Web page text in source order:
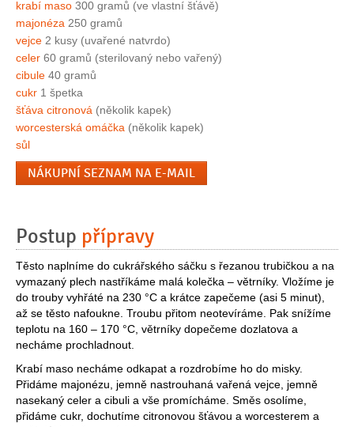
krabí maso 300 gramů (ve vlastní šťávě)
majonéza 250 gramů
vejce 2 kusy (uvařené natvrdo)
celer 60 gramů (sterilovaný nebo vařený)
cibule 40 gramů
cukr 1 špetka
šťáva citronová (několik kapek)
worcesterská omáčka (několik kapek)
sůl
NÁKUPNÍ SEZNAM NA E-MAIL
Postup přípravy
Těsto naplníme do cukrářského sáčku s řezanou trubičkou a na
vymazaný plech nastříkáme malá kolečka – větrníky. Vložíme je
do trouby vyhřáté na 230 °C a krátce zapečeme (asi 5 minut),
až se těsto nafoukne. Troubu přitom neotevíráme. Pak snížíme
teplotu na 160 – 170 °C, větrníky dopečeme dozlatova a
necháme prochladnout.
Krabí maso necháme odkapat a rozdrobíme ho do misky.
Přidáme majonézu, jemně nastrouhaná vařená vejce, jemně
nasekaný celer a cibuli a vše promícháme. Směs osolíme,
přidáme cukr, dochutíme citronovou šťávou a worcesterem a